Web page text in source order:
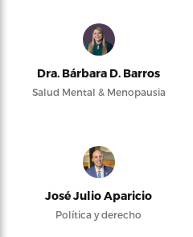
Dra. Bárbara D. Barros
Salud Mental & Menopausia
José Julio Aparicio
Política y derecho